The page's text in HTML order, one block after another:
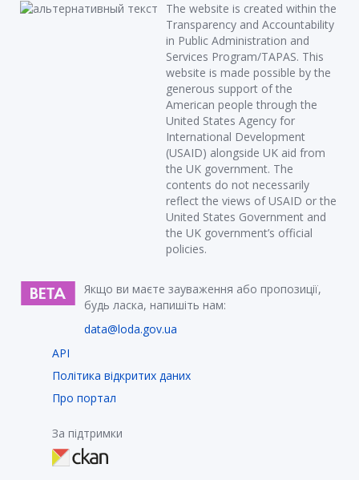
The website is created within the
Transparency and Accountability
in Public Administration and
Services Program/TAPAS. This
website is made possible by the
generous support of the
American people through the
United States Agency for
International Development
(USAID) alongside UK aid from
the UK government. The
contents do not necessarily
reflect the views of USAID or the
United States Government and
the UK government’s official
policies.
Якщо ви маєте зауваження або пропозиції,
будь ласка, напишіть нам:
data@loda.gov.ua
API
Політика відкритих даних
Про портал
За підтримки